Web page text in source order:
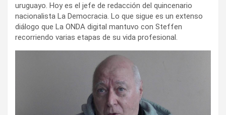
uruguayo. Hoy es el jefe de redacción del quincenario
nacionalista La Democracia. Lo que sigue es un extenso
diálogo que La ONDA digital mantuvo con Steffen
recorriendo varias etapas de su vida profesional.